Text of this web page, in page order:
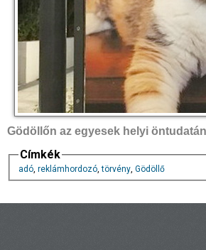
Gödöllőn az egyesek helyi
Címkék
adó, reklámhordozó,törvény, Gödöllő